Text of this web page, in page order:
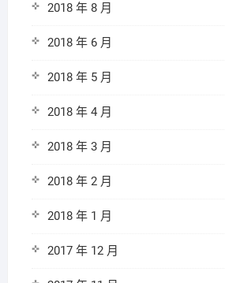
2018 年 8 月
2018 年 6 月
2018 年 5 月
2018 年 4 月
2018 年 3 月
2018 年 2 月
2018 年 1 月
2017 年 12 月